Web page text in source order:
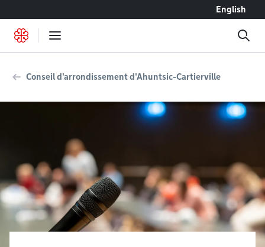
English
Conseil d'arrondissement d'Ahuntsic-Cartierville